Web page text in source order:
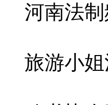
河南法制
旅游小姐